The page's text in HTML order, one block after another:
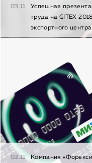
03.11
Успешная
труда на GITEX
экспортного центра
03.11
Компания